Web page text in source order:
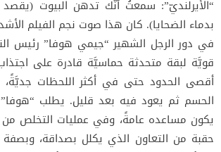
“الأيرلنديّ”: سمعتُ أنَّك تدهن البيوت
بدماء الضحايا). كان هذا صوت نجم الفيلم
في دور الرجل الشهير “جيمي هوفا” رئيس
قويَّة لبقة متحدثة حماسيَّة قادرة على
أقصى الحدود حتى في أكثر اللحظات جديَّةً،
الحسم ثم يعود فيه بعد قليل. يطلب “هوفا”
يكون مساعده عامةً، وفي عمليات التخلص من
حقبة من التعاون الذي يكلل بصداقة،